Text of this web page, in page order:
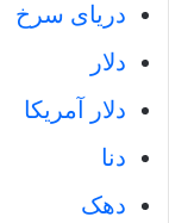
دریای سرخ
دلار
دلار آمریکا
دنا
دهک‌